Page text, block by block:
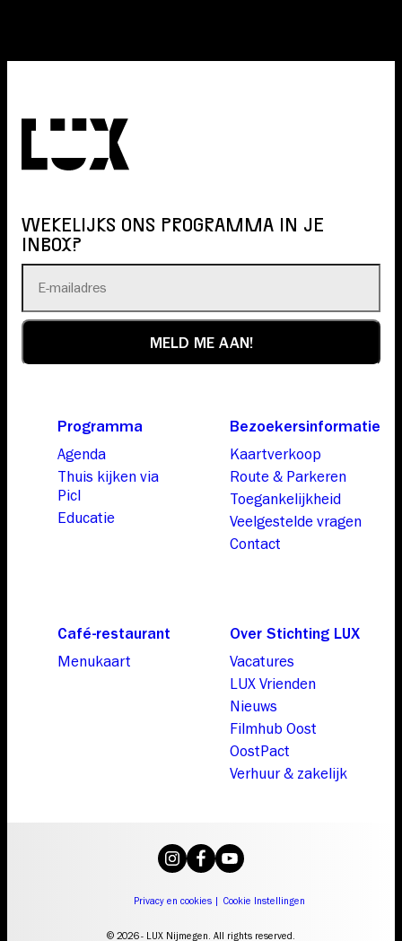
WEKELIJKS ONS PROGRAMMA IN JE
INBOX?
Programma
Agenda
Thuis kijken via
Picl
Educatie
Bezoekersinformatie
Kaartverkoop
Route & Parkeren
Toegankelijkheid
Veelgestelde vragen
Contact
Café-restaurant
Menukaart
Over Stichting LUX
Vacatures
LUX Vrienden
Nieuws
Filmhub Oost
OostPact
Verhuur & zakelijk
Privacy en cookies | Cookie Instellingen
© 2026 - LUX Nijmegen. All rights reserved.